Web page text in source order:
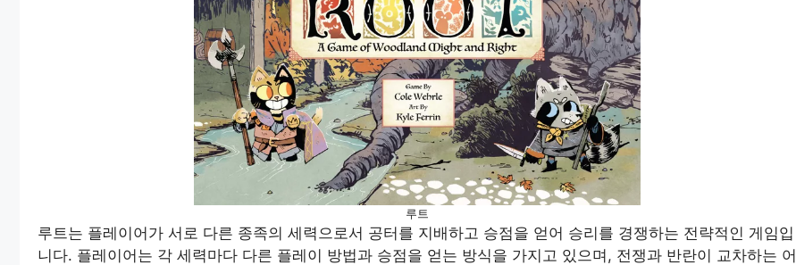
루트
루트는 플레이어가 서로 다른 종족의 세력으로서 공터를 지배하고 승점을 얻어 승리를 경쟁하는 전략적인 게임입
니다. 플레이어는 각 세력마다 다른 플레이 방법과 승점을 얻는 방식을 가지고 있으며, 전쟁과 반란이 교차하는 어